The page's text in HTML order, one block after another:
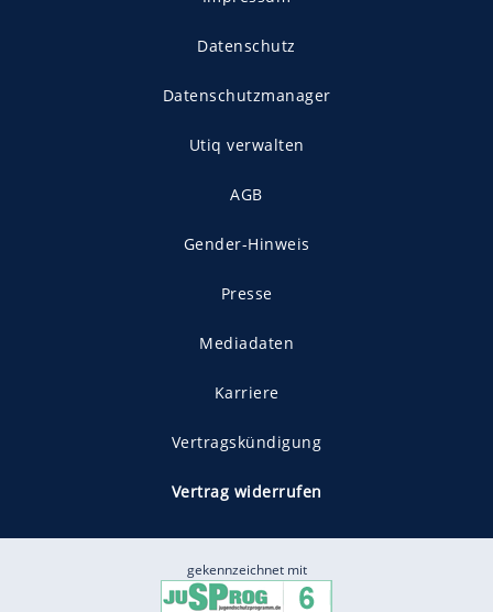
Datenschutz
Datenschutzmanager
Utiq verwalten
AGB
Gender-Hinweis
Presse
Mediadaten
Karriere
Vertragskündigung
Vertrag widerrufen
gekennzeichnet mit